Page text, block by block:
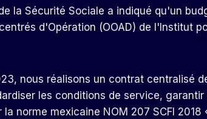
la Sécurité Sociale a indiqué qu'un
d'Opération (OOAD) de l'Institut
nous réalisons un contrat centralisé
les conditions de service,
norme mexicaine NOM 207 SCFI